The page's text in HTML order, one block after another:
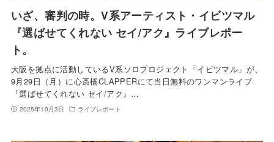
いざ、審判の時。V系アーティスト・イビツマル
『選ばせてくれない セイ/アク』ライブレポー
ト。
大阪を拠点に活動しているV系ソロプロジェクト「イビツマル」が、
9月29日（月）に心斎橋CLAPPERにて当日無料のワンマンライブ
『選ばせてくれない セイ/アク』…
2025年10月3日 ライブレポート